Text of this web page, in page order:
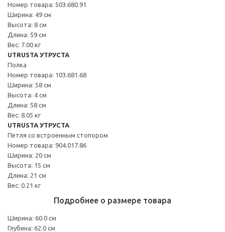
Номер товара: 503.680.91
Ширина: 49 см
Высота: 8 см
Длина: 59 см
Вес: 7.00 кг
UTRUSTA УТРУСТА
Полка
Номер товара: 103.681.68
Ширина: 58 см
Высота: 4 см
Длина: 58 см
Вес: 8.05 кг
UTRUSTA УТРУСТА
Петля со встроенным стопором
Номер товара: 904.017.86
Ширина: 20 см
Высота: 15 см
Длина: 21 см
Вес: 0.21 кг
Подробнее о размере товара
Ширина: 60.0 см
Глубина: 62.0 см